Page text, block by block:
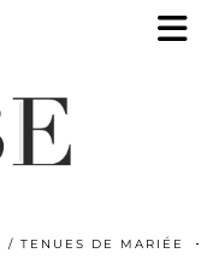
TENUES DE MARIÉE